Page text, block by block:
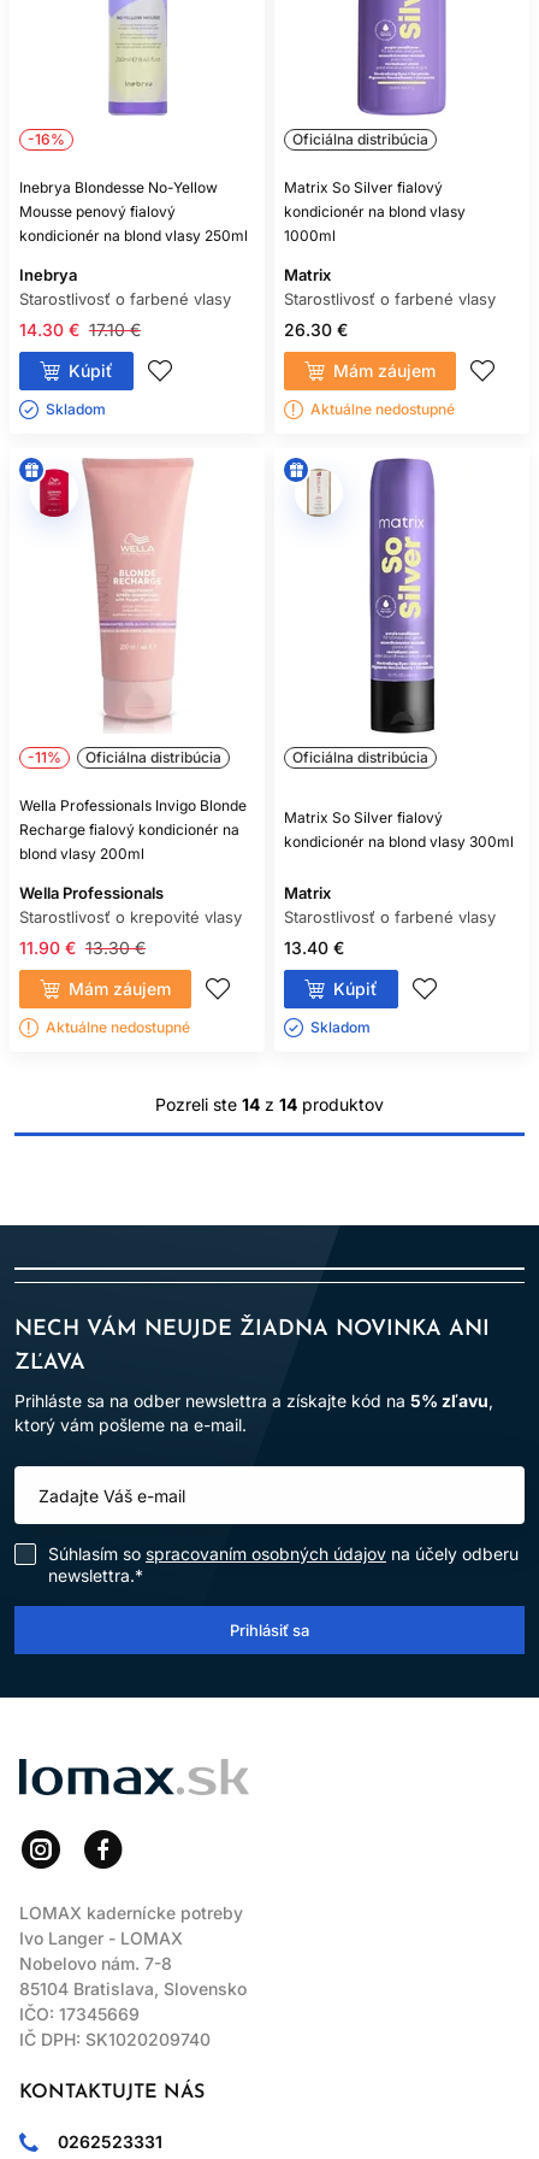
pôsobiť čistejšie a zároveň zostať poddajná.
ČASTÉ OTÁZKY
ZÁKAZNÍKOV
JE KAŽDÝ KONDICIONÉR NA
BLOND VLASY FIALOVÝ?
Nie. Mnohé produkty sú určené iba na kondicionovanie, lesk
alebo ochranu farbených a zosvetlených vlasov.
AKO DLHO NECHAŤ FIALOVÝ
KONDICIONÉR PÔSOBIŤ?
Vždy podľa návodu konkrétneho produktu. Pri prvom použití
voľte kratší odporúčaný čas.
MÔŽE ZAFARBIŤ VLASY
DOFIALOVA?
Áno, najmä veľmi svetlé alebo porézne časti pri dlhej či
častej aplikácii. Efekt je spravidla dočasný.
NEUTRALIZUJE ORANŽOVÉ
Fialová je najvhodnejšia na žlté tóny. Oranžové odlesky
MÔŽEM HO POUŽÍVAŤ NA
PRIRODZENÉ BLOND VLASY?
Áno, ak sú dostatočne svetlé a chcete stlmiť žltkastý
-16%
Inebrya Blondesse No-Yellow
Mousse penový fialový
kondicionér na blond vlasy 250ml
Inebrya
Starostlivosť o farbené vlasy
17.10 €
14.30 €
Kúpiť
Skladom ㅤ
Oficiálna distribúcia
Matrix So Silver fialový
kondicionér na blond vlasy
1000ml
Matrix
Starostlivosť o farbené vlasy
26.30 €
Mám záujem
Aktuálne nedostupné
-11% Oficiálna distribúcia
Wella Professionals Invigo Blonde
Recharge fialový kondicionér na
blond vlasy 200ml
Wella Professionals
Starostlivosť o krepovité vlasy
13.30 €
11.90 €
Mám záujem
Aktuálne nedostupné
Oficiálna distribúcia
Matrix So Silver fialový
kondicionér na blond vlasy 300ml
Matrix
Starostlivosť o farbené vlasy
13.40 €
Kúpiť
Skladom ㅤ
Pozreli ste 14 z 14 produktov
NECH VÁM NEUJDE ŽIADNA NOVINKA ANI
ZĽAVA
Prihláste sa na odber newslettra a získajte kód na 5% zľavu,
ktorý vám pošleme na e-mail.
Súhlasím so spracovaním osobných údajov na účely odberu
newslettra.*
Prihlásiť sa
LOMAX
LOMAX kadernícke potreby
Ivo Langer - LOMAX
Nobelovo nám. 7-8
85104 Bratislava, Slovensko
IČO: 17345669
IČ DPH: SK1020209740
KONTAKTUJTE NÁS
0262523331